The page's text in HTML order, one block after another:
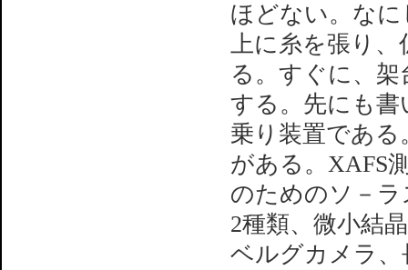
ほどない。な
上に糸を張り、
る。すぐに、
する。先にも書
乗り装置であ
がある。XAFS
のためのソ－
2種類、微小結
ベルグカメラ、